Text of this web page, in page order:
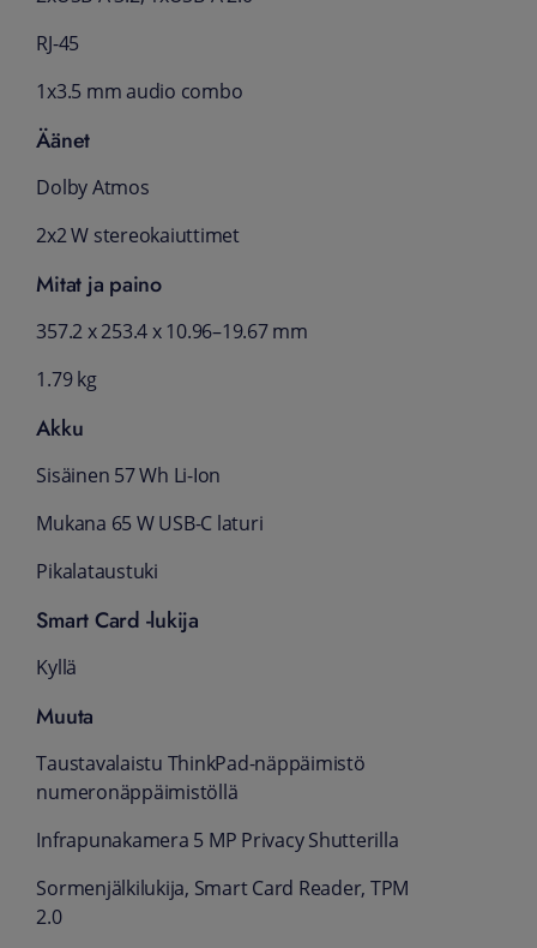
RJ-45
1x3.5 mm audio combo
Äänet
Dolby Atmos
2x2 W stereokaiuttimet
Mitat ja paino
357.2 x 253.4 x 10.96–19.67 mm
1.79 kg
Akku
Sisäinen 57 Wh Li-Ion
Mukana 65 W USB-C laturi
Pikalataustuki
Smart Card -lukija
Kyllä
Muuta
Taustavalaistu ThinkPad-näppäimistö
numeronäppäimistöllä
Infrapunakamera 5 MP Privacy Shutterilla
Sormenjälkilukija, Smart Card Reader, TPM
2.0